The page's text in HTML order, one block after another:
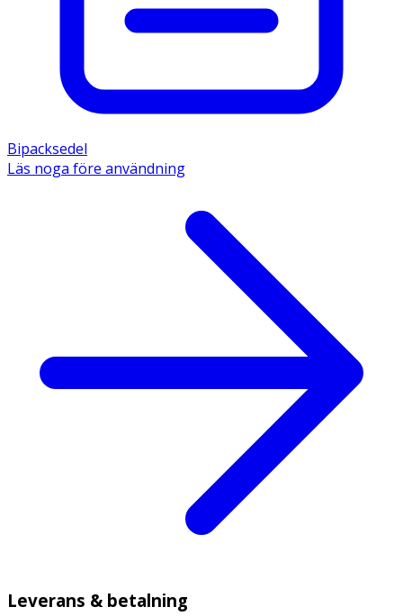
Bipacksedel
Läs noga före användning
Leverans & betalning